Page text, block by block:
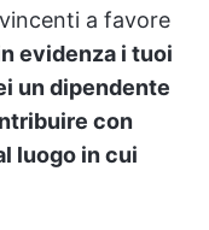
a favore
evidenza i tuoi
un dipendente
con
luogo in cui